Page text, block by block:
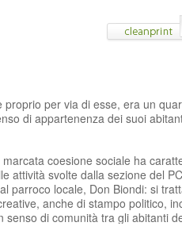
per via di esse, era un
di appartenenza dei suoi
coesione sociale ha
attività svolte dalla sezione del
parroco locale, Don Biondi: si
anche di stampo politico,
di comunità tra gli abitanti